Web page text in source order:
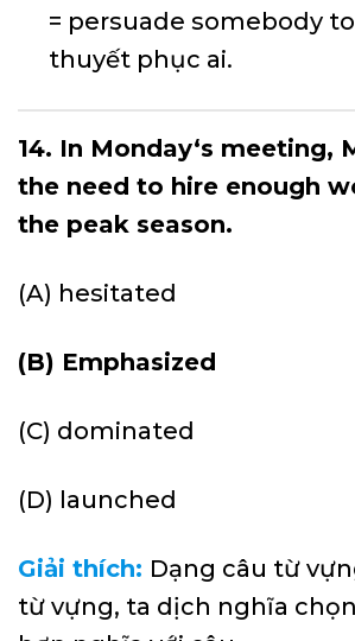
= persuade somebody
thuyết phục ai.
14. In Monday‘s
the need to hire enough
the peak season.
(A) hesitated
(B) Emphasized
(C) dominated
(D) launched
Giải thích: Dạng câu từ
từ vựng, ta dịch nghĩa